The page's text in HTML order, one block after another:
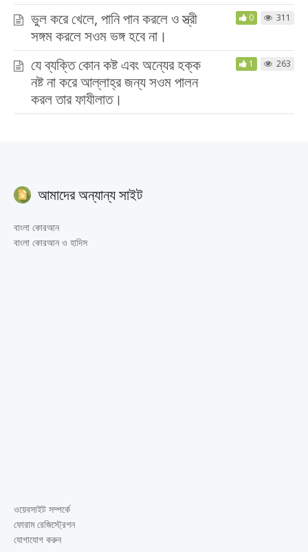
ভুল করে খেলে, পানি পান করলে ও স্ত্রী
সঙ্গম করলে সওম ভঙ্গ হবে না।
0 311
যে ব্যক্তি কোন কষ্ট এবং অন্যের হক্ক
নষ্ট না করে আল্লাহ্‌র জন্য সওম পালন
করল তার ফাযীলাত।
1 263
আমাদের অন্যান্য সাইট
বাংলা কোরআন
বাংলা কোরআন ও হাদিস
ওয়েবসাইট সম্পর্কে
ফোরাম রেজিস্ট্রেশন
যোগাযোগ করুন